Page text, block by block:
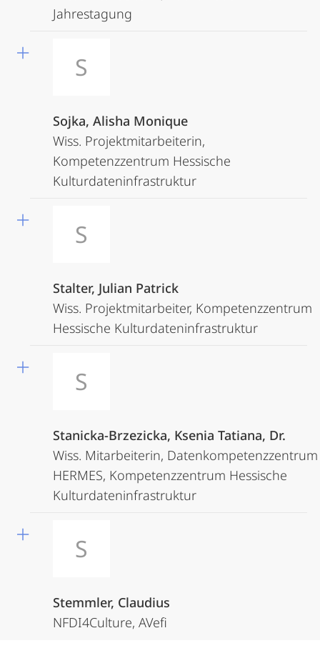
Jahrestagung
S
Sojka, Alisha Monique
Wiss. Projektmitarbeiterin,
Kompetenzzentrum Hessische
Kulturdateninfrastruktur
S
Stalter, Julian Patrick
Wiss. Projektmitarbeiter, Kompetenzzentrum
Hessische Kulturdateninfrastruktur
S
Stanicka-Brzezicka, Ksenia Tatiana, Dr.
Wiss. Mitarbeiterin, Datenkompetenzzentrum
HERMES, Kompetenzzentrum Hessische
Kulturdateninfrastruktur
S
Stemmler, Claudius
NFDI4Culture, AVefi